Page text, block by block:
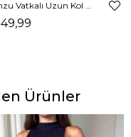
Ürünler